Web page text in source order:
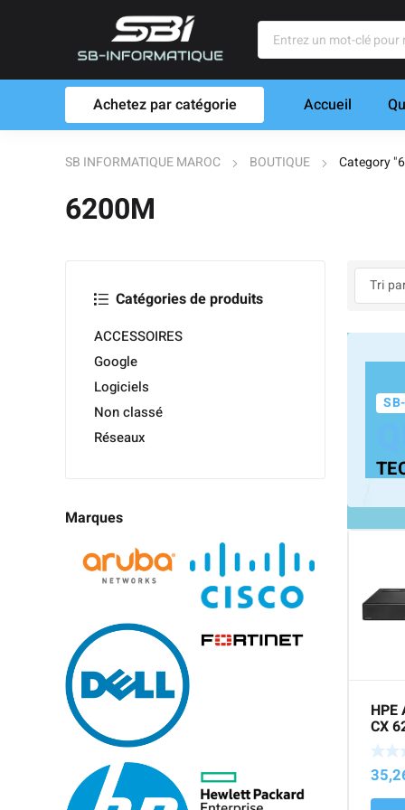
Achetez par catégorie Accueil
SB INFORMATIQUE MAROC BOUTIQUE Category
6200M
Catégories de produits
ACCESSOIRES
Google
Logiciels
Non classé
Réseaux
Marques
CX